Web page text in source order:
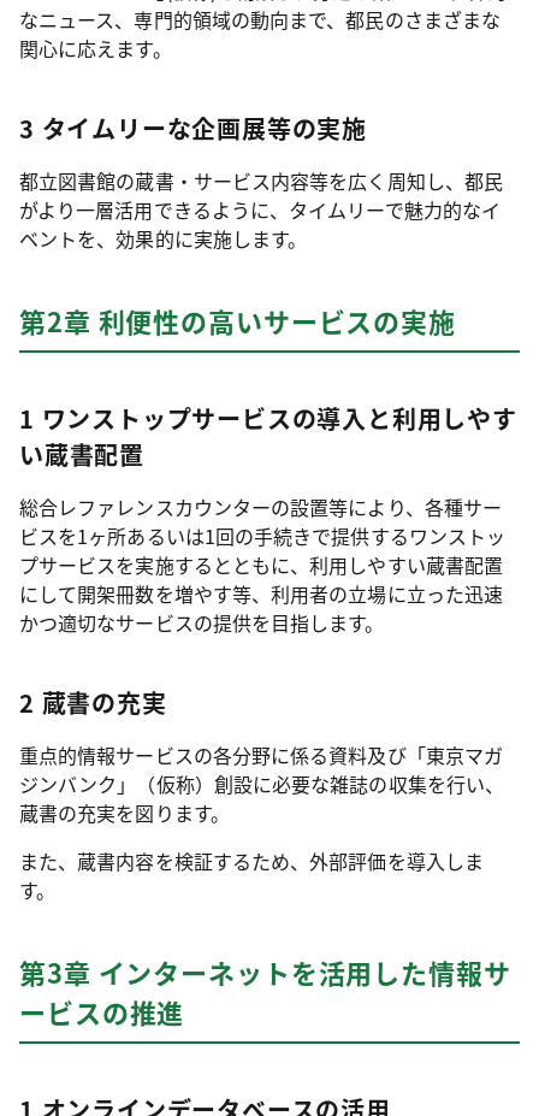
なニュース、専門的領域の動向まで、都民のさまざまな
関心に応えます。
3 タイムリーな企画展等の実施
都立図書館の蔵書・サービス内容等を広く周知し、都民
がより一層活用できるように、タイムリーで魅力的なイ
ベントを、効果的に実施します。
第2章 利便性の高いサービスの実施
1 ワンストップサービスの導入と利用しやす
い蔵書配置
総合レファレンスカウンターの設置等により、各種サー
ビスを1ヶ所あるいは1回の手続きで提供するワンストッ
プサービスを実施するとともに、利用しやすい蔵書配置
にして開架冊数を増やす等、利用者の立場に立った迅速
かつ適切なサービスの提供を目指します。
2 蔵書の充実
重点的情報サービスの各分野に係る資料及び「東京マガ
ジンバンク」（仮称）創設に必要な雑誌の収集を行い、
蔵書の充実を図ります。
また、蔵書内容を検証するため、外部評価を導入しま
す。
第3章 インターネットを活用した情報サ
ービスの推進